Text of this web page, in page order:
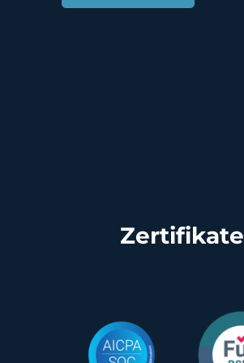
Zertifikate